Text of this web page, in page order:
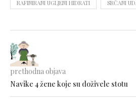
RAFINIRANI UGLJENI HIDRATI SRČANI
prethodna objava
Navike 4 žene koje su doživele stotu